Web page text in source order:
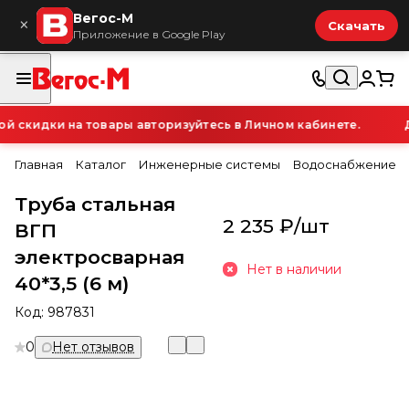
× Вегос-М
Приложение в Google Play
Скачать
на товары авторизуйтесь в Личном кабинете.
Главная Каталог Инженерные системы Водоснабжение
Труба стальная
ВГП
электросварная
40*3,5 (6 м)
Код: 987831
0 Нет отзывов
2 235 ₽/шт
Нет в наличии